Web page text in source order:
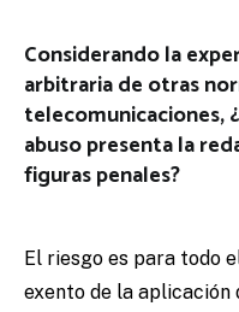
Considerando la
arbitraria de otras
telecomunicaciones,
abuso presenta la
figuras penales?
El riesgo es para todo
exento de la aplicación